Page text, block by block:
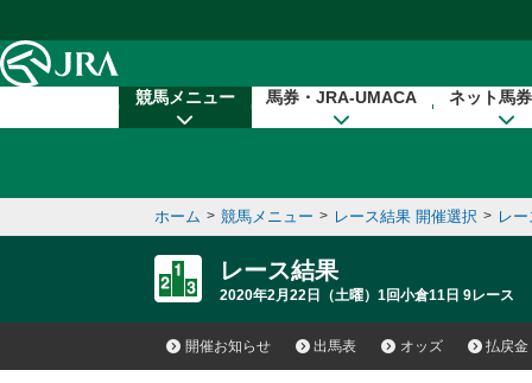
競馬メニュー 馬券・JRA-UMACA ネット馬
ホーム > 競馬メニュー > レース結果 開催選択 > レ
レース結果
2020年2月22日（土曜）1回小倉11日 9レース
開催お知らせ 出馬表 オッズ 払戻金